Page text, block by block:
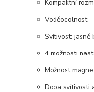
Kompaktní
Voděodolnost
Svítivost: jasně
4 možnosti
Možnost
Doba svítivosti